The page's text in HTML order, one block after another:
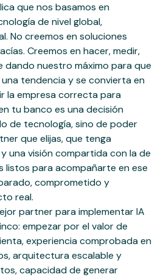
que nos basamos en
de nivel global,
No creemos en soluciones
Creemos en hacer, medir,
dando nuestro máximo para que
tendencia y se convierta en
la empresa correcta para
tu banco es una decisión
de tecnología, sino de poder
que elijas, que tenga
una visión compartida con la de
listos para acompañarte en ese
comprometido y
real.
partner para implementar IA
empezar por el valor de
experiencia comprobada en
arquitectura escalable y
capacidad de generar